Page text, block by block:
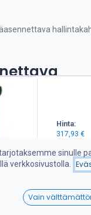
Hinta:
317,93 €
yksi
sekä kytkintä että
Lisää
sinulle
verkkosivustolla.
Vain